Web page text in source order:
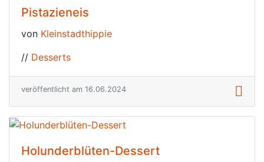
Pistazieneis
von Kleinstadthippie
// Desserts
veröffentlicht am 16.06.2024
Holunderblüten-Dessert